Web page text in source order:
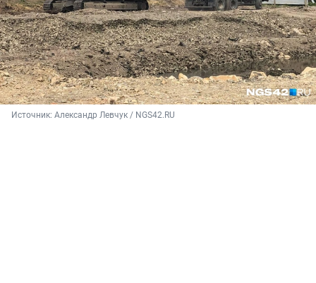
Источник: Александр Левчук / NGS42.RU